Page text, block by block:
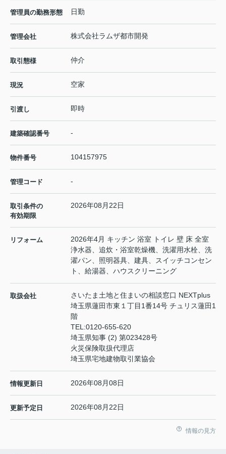
管理員の勤務形態 日勤
管理会社 株式会社ラムザ都市開発
取引態様 仲介
現況 空家
引渡し 即時
建築確認番号 -
物件番号 104157975
管理コード -
取引条件の
有効期限
2026年08月22日
リフォーム
2026年4月 キッチン 浴室 トイレ 壁 床 全室
浄水器、追炊・浴室乾燥機、洗濯用水栓、洗
濯パン、照明器具、建具、スイッチコンセン
ト、給湯器、ハウスクリーニング
取扱会社
さいたま土地と住まいの相談窓口 NEXTplus
埼玉県蓮田市東１丁目1番14号 チュリス蓮田1
階
TEL:0120-655-620
埼玉県知事 (2) 第023428号
火災保険取扱代理店
埼玉県宅地建物取引業協会
情報更新日 2026年08月08日
更新予定日 2026年08月22日
情報の見方